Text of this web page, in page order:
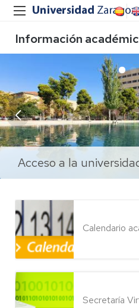
Información
Acceso a la
Enseñanzas propias
Admisión
Grados y másteres
Becas
Calendario
Secretaría